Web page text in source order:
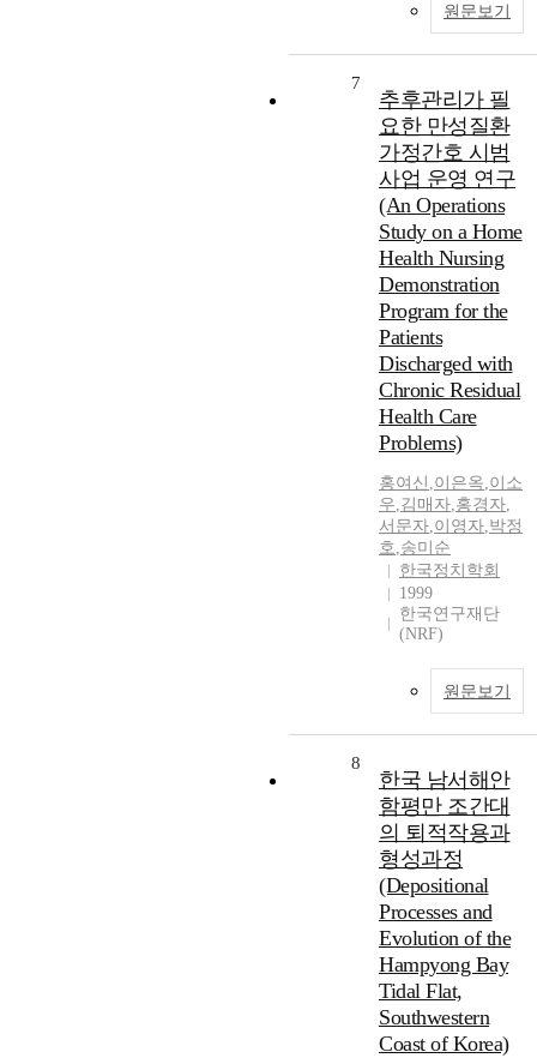
원문보기
7
추후관리가 필
요한 만성질환
가정간호 시범
사업 운영 연구
(An Operations
Study on a Home
Health Nursing
Demonstration
Program for the
Patients
Discharged with
Chronic Residual
Health Care
Problems)
홍여신 ,이은옥,이소
우,김매자,홍경자,
서문자,이영자,박정
호,송미순
한국정치학회
1999
한국연구재단
(NRF)
원문보기
8
한국 남서해안
함평만 조간대
의 퇴적작용과
형성과정
(Depositional
Processes and
Evolution of the
Hampyong Bay
Tidal Flat,
Southwestern
Coast of Korea)